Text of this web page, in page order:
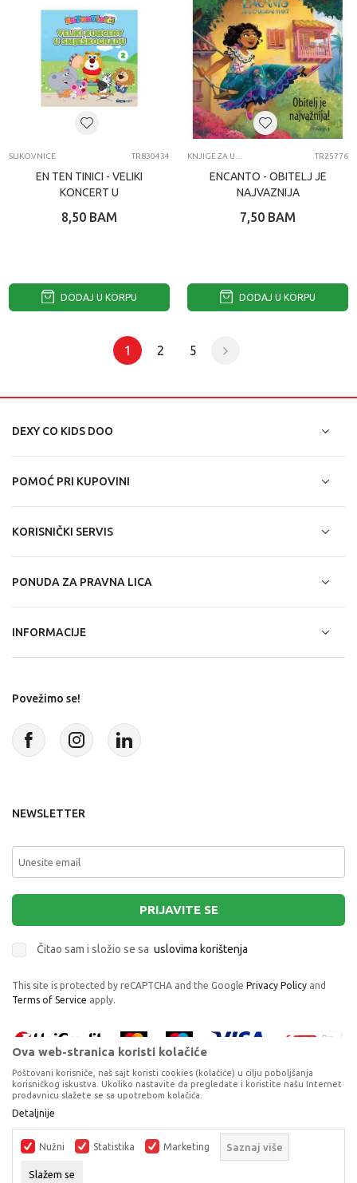
SLIKOVNICE TR830434
EN TEN TINICI - VELIKI
KONCERT U
8,50 BAM
DODAJ U KORPU
TR25776
ENCANTO - OBITELJ JE
NAJVAZNIJA
7,50 BAM
DODAJ U KORPU
1 2 5
DEXY CO KIDS DOO
POMOĆ PRI KUPOVINI
KORISNIČKI SERVIS
PONUDA ZA PRAVNA LICA
INFORMACIJE
Povežimo se!
NEWSLETTER
PRIJAVITE SE
Čitao sam i složio se sa uslovima korištenja
This site is protected by reCAPTCHA and the Google Privacy Policy and
Terms of Service apply.
Proizvode na sajtu nastojimo da opišemo što je preciznije moguće, ali ne
možemo garantovati da su svi podaci i fotografije, navedeni u okrviru
proizvoda, u potpunosti kompletni i bez grešaka. Svi artikli prikazani na
sajtu su dio naše ponude, ali ne podrazumijeva da su dostupni u svakom
Ova web-stranica koristi kolačiće
Poštovani korisniče, naš sajt koristi cookies (kolačiće) u cilju poboljšanja
korisničkog iskustva. Ukoliko nastavite da pregledate i koristite našu Internet
prodavnicu slažete se sa upotrebom kolačića.
Detaljnije
Nužni Statistika Marketing Saznaj više
Slažem se